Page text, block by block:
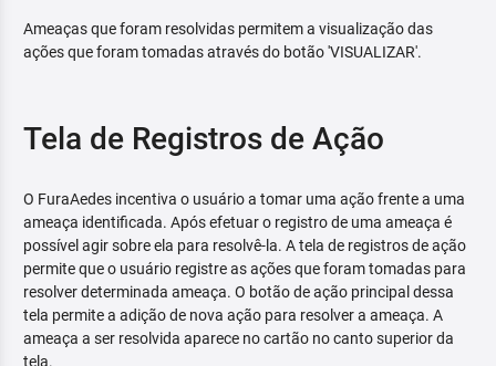
Ameaças que foram resolvidas permitem a visualização das
ações que foram tomadas através do botão 'VISUALIZAR'.
Tela de Registros de Ação
O FuraAedes incentiva o usuário a tomar uma ação frente a uma
ameaça identificada. Após efetuar o registro de uma ameaça é
possível agir sobre ela para resolvê-la. A tela de registros de ação
permite que o usuário registre as ações que foram tomadas para
resolver determinada ameaça. O botão de ação principal dessa
tela permite a adição de nova ação para resolver a ameaça. A
ameaça a ser resolvida aparece no cartão no canto superior da
tela.